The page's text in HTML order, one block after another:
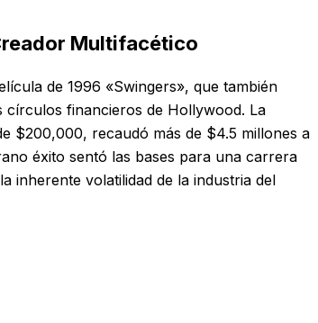
Multifacético
de 1996 «Swingers», que también
círculos financieros de Hollywood. La
$200,000, recaudó más de $4.5 millones a
éxito sentó las bases para una carrera
inherente volatilidad de la industria del